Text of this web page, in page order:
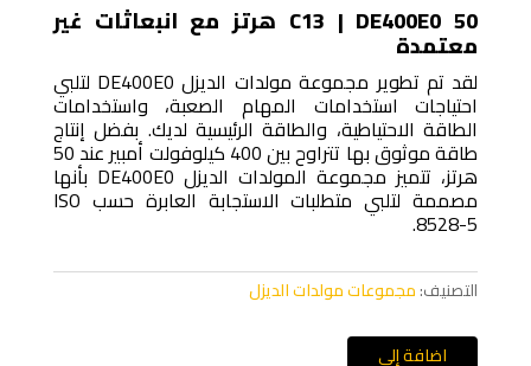
C13 | DE400E0 50 هرتز مع انبعاثات غير
معتمدة
لقد تم تطوير مجموعة مولدات الديزل DE400E0 لتلبي
احتياجات استخدامات المهام الصعبة، واستخدامات
الطاقة الاحتياطية، والطاقة الرئيسية لديك. بفضل إنتاج
طاقة موثوق بها تتراوح بين 400 كيلوفولت أمبير عند 50
هرتز، تتميز مجموعة المولدات الديزل DE400E0 بأنها
مصممة لتلبي متطلبات الاستجابة العابرة حسب ISO
8528-5.
التصنيف:مجموعات مولدات الديزل
اضافة إلى